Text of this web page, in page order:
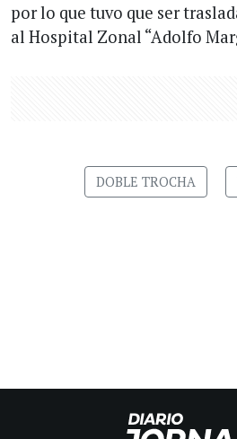
por lo que tuvo que ser
al Hospital Zonal “Adolfo
DOBLE TROCHA